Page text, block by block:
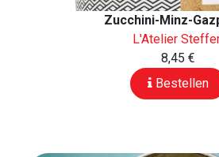
Zucchini-Minz-
L'Atelier
8,45 €
Bestellen